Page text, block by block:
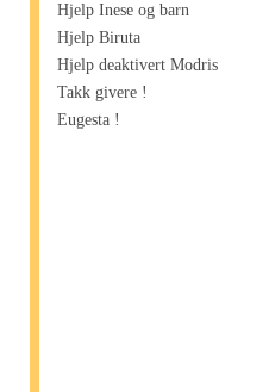
Hjelp Inese og barn
Hjelp Biruta
Hjelp deaktivert Modris
Takk givere !
Eugesta !